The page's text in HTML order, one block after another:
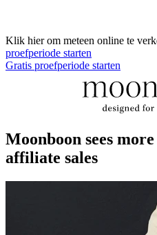
Klik hier om meteen online te
proefperiode starten
Gratis proefperiode starten
Moonboon sees
affiliate sales